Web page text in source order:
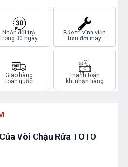
Nhận đổi trả
trong 30 ngày
Bảo trì vĩnh viễn
trọn đời máy
Giao hàng
toàn quốc
Thanh toán
khi nhận hàng
Vòi Chậu Rửa TOTO